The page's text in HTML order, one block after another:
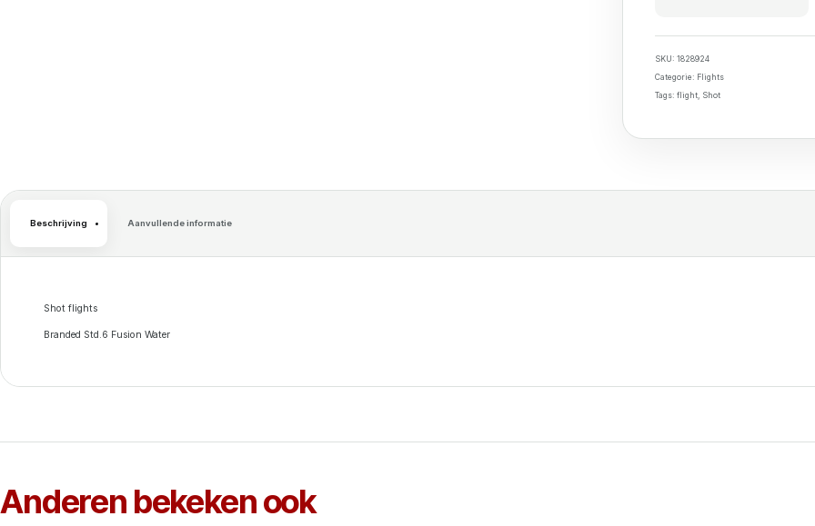
SKU:1828924
Categorie: Flights
Tags:flight Shot
Beschrijving Aanvullende informatie
Shot flights
Branded Std.6 Fusion Water
Anderen bekeken ook